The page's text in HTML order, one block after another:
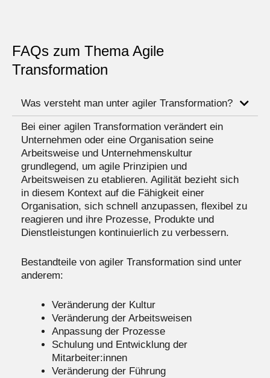
FAQs zum Thema Agile
Transformation
Was versteht man unter agiler Transformation?
Bei einer agilen Transformation verändert ein
Unternehmen oder eine Organisation seine
Arbeitsweise und Unternehmenskultur
grundlegend, um agile Prinzipien und
Arbeitsweisen zu etablieren. Agilität bezieht sich
in diesem Kontext auf die Fähigkeit einer
Organisation, sich schnell anzupassen, flexibel zu
reagieren und ihre Prozesse, Produkte und
Dienstleistungen kontinuierlich zu verbessern.
Bestandteile von agiler Transformation sind unter
anderem:
Veränderung der Kultur
Veränderung der Arbeitsweisen
Anpassung der Prozesse
Schulung und Entwicklung der
Mitarbeiter:innen
Veränderung der Führung